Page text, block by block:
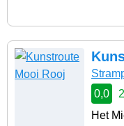
0,0
Het